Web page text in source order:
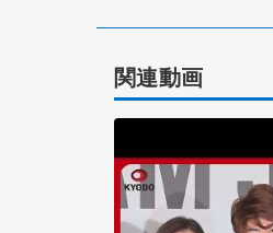
関連動画